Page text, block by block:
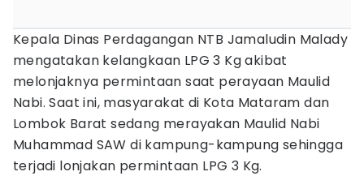
Kepala Dinas Perdagangan NTB Jamaludin Malady
mengatakan kelangkaan LPG 3 Kg akibat
melonjaknya permintaan saat perayaan Maulid
Nabi. Saat ini, masyarakat di Kota Mataram dan
Lombok Barat sedang merayakan Maulid Nabi
Muhammad SAW di kampung-kampung sehingga
terjadi lonjakan permintaan LPG 3 Kg.